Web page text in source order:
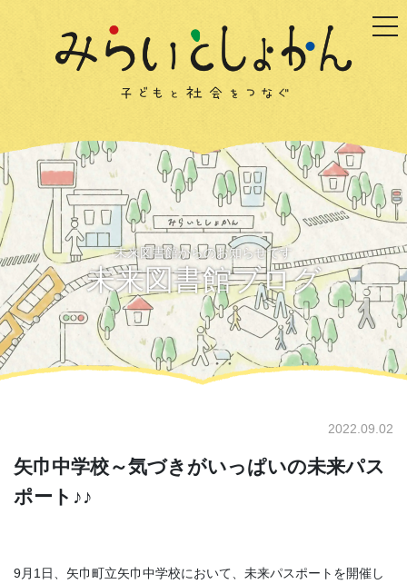
未来図書館からのお知らせです
未来図書館ブログ
2022.09.02
矢巾中学校～気づきがいっぱいの未来パス
ポート♪♪
9月1日、矢巾町立矢巾中学校において、未来パスポートを開催し